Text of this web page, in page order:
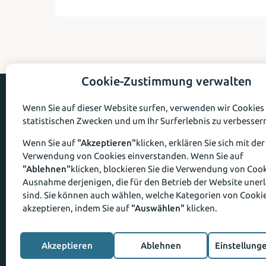
Cookie-Zustimmung verwalten
Wenn Sie auf dieser Website surfen, verwenden wir Cookies
statistischen Zwecken und um Ihr Surferlebnis zu
Wenn Sie auf "Akzeptieren"klicken, erklären Sie sich mit der
Verwendung von Cookies einverstanden. Wenn Sie auf
"Ablehnen"klicken, blockieren Sie die Verwendung von
Ausnahme derjenigen, die für den Betrieb der Website
sind. Sie können auch wählen, welche Kategorien von
akzeptieren, indem Sie auf "Auswählen" klicken.
Akzeptieren Ablehnen
enerprocess
Wabersackerstrasse 30
CH -3097 Liebefeld
+41 78 775 66 47
4, Rue des Bonnes Gen
FR - 68100 Mulhouse
+33 64 401 84 61
E-
mail
info@enerprocess.ch
New
Undefined